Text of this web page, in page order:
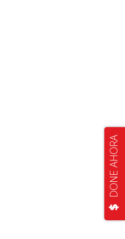
DONE AHORA